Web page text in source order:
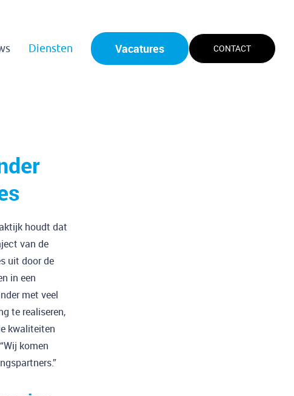
Diensten Vacatures CONTACT
houdt dat
van de
uit door de
in een
met veel
te realiseren,
kwaliteiten
komen